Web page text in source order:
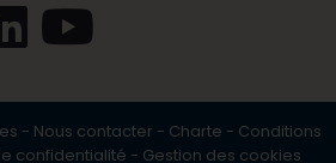
- Nous contacter - Charte - Conditions
confidentialité - Gestion des cookies